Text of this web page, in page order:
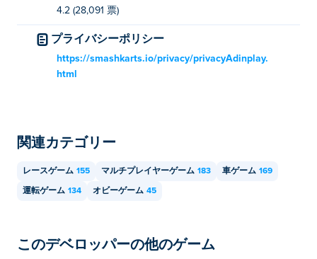
Obby Roads はモバイル デバイスとデスクトッ
Obby Roads は、コンピューター、携帯電話、タブレッ
トなどのモバイル デバイスでプレイできます。
はい！Obby Roads はシングルプレイヤーまたはマルチ
プレイヤーゲームなので、オンラインで友達とプレイで
4.2 (28,091 票)
プライバシーポリシー
https://smashkarts.io/privacy/privacyAdinplay.
html
関連カテゴリー
レースゲーム 155 マルチプレイヤーゲーム 183 車ゲーム 169
運転ゲーム 134 オビーゲーム 45
このデベロッパーの他のゲーム